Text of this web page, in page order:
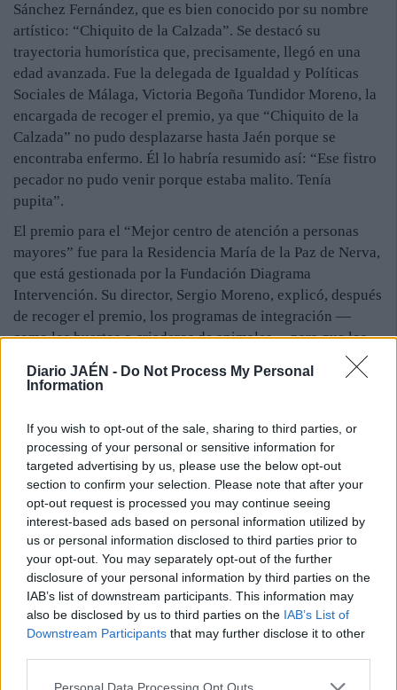
Diario JAÉN - Do Not Process My Personal
Information
If you wish to opt-out of the sale, sharing to third parties, or
processing of your personal or sensitive information for
targeted advertising by us, please use the below opt-out
section to confirm your selection. Please note that after your
opt-out request is processed you may continue seeing
interest-based ads based on personal information utilized by
us or personal information disclosed to third parties prior to
your opt-out. You may separately opt-out of the further
disclosure of your personal information by third parties on the
IAB’s list of downstream participants. This information may
also be disclosed by us to third parties on the IAB’s List of
Downstream Participants that may further disclose it to other
Personal Data Processing Opt Outs
Sánchez Fernández, que es bien conocido por su nombre
artístico: “Chiquito de la Calzada”. Se destacó su
trayectoria humorística que, precisamente, llegó en una
edad avanzada. Fue la delegada de Igualdad y Políticas
Sociales de Málaga, Victoria Begoña Tundidor Moreno, la
encargada de recoger el premio, ya que “Chiquito de la
Calzada” no pudo desplazarse hasta Jaén porque se
encontraba enfermo. Él lo habría resumido así: “Ese fistro
pecador no pudo venir porque estaba malito. Tenía
pupita”.
El premio para el “Mejor centro de atención a personas
mayores” fue para la Residencia María de la Paz de Nerva,
que está gestionada por la Fundación Diagrama
Intervención. Su director, Sergio Moreno, explicó, después
de recoger el premio, los programas de integración —
como los huertos o criaderos de animales— para que los
mayores se sientan en su casa y tengan un envejecimiento
activo. Asimismo, hubo una mención especial para la
El galardón al “Mejor Proyecto de Envejecimiento Activo”
recayó en “Una vejez emocionalmente inteligente”, que
tiene en marcha el Ayuntamiento de Huétor-Tájar. Su
teniente de alcalde, María Dolores López, subió a
recogerlo. No obstante, en esta categoría hubo una
mención especial para el Taller de Estimulación Cognitiva,
Memoria, Atención y Percepción para Personas Mayores
de “Asansull”, que se desarrolla en San Roque. La
presidenta de este colectivo, María Luisa Escribano, y el
alcalde, Juan Carlos Ruiz, subieron a recogerlo. Por
último, el premio “Mayores y los Medios de
Comunicación” fue para Historias de Luz. Se ensalzó que